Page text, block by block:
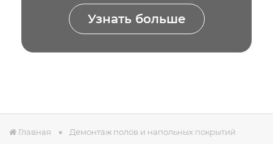
Узнать больше
Главная Демонтаж полов и напольных покрытий